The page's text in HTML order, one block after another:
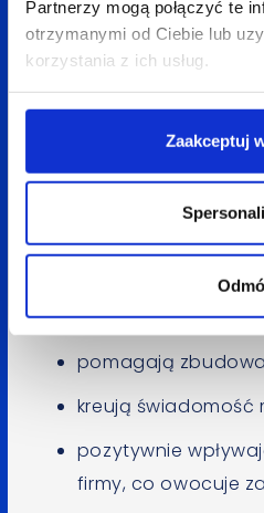
Partnerzy mogą połączyć te
otrzymanymi od Ciebie lub
korzystania z ich usług.
Zaakceptuj
do atrakcyjnych i
Zalety marketingu
Content marketing to bez
sposób nazbudowanie
obecnymi klientami, a
pomagają
kreują świadomość
pozytywnie
firmy, co owocuje